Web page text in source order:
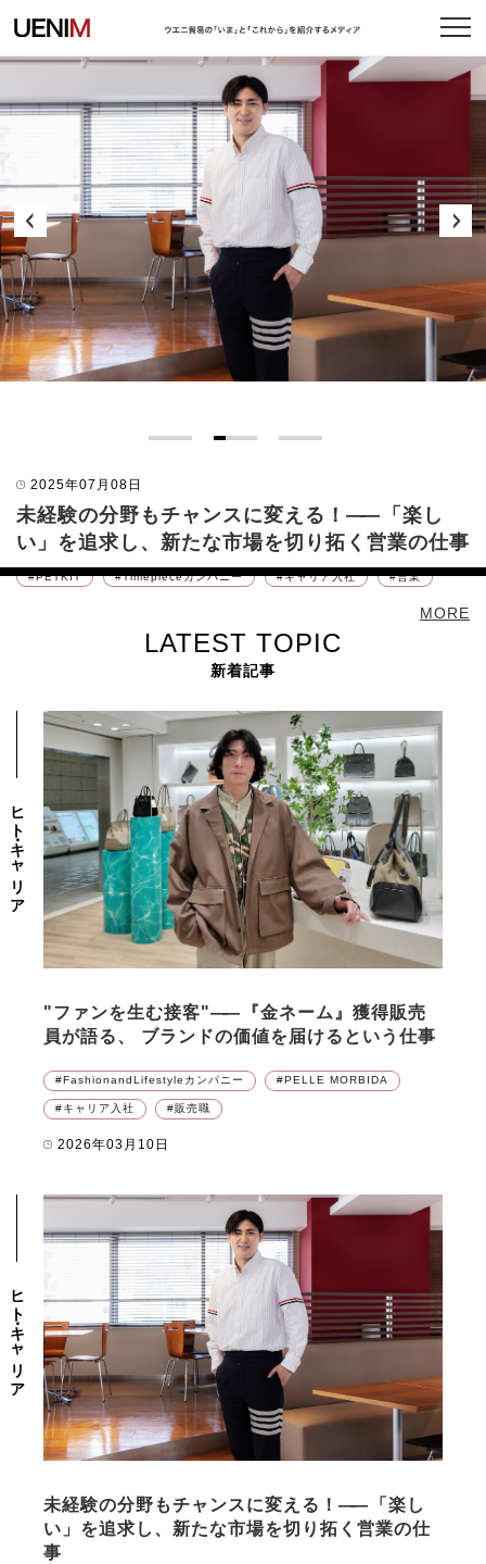
2026年03月10日
"ファンを生む接客" ―― 『金ネーム』獲得販売員
が語る、 ブランドの価値を届けるという仕事
FashionandLifestyleカンパニー PELLE MORBIDA
2025年07月08日
未経験の分野もチャンスに変える！ ――
「楽し
い」を追求し、新たな市場を切り拓く営業の仕事
PETKIT Timepieceカンパニー キャリア入社 営業
MORE
2021年12月10日
入社2年目で挑んだ新規ハンターへの道
――
これまでのアプローチ手順を見直した新規営
業の進め方
Timepieceカンパニー 営業 新卒入社 新規営業
LATEST TOPIC
新着記事
ヒト・キャリア
"ファンを生む接客"――
『金ネーム』獲得販売
員が語る、 ブランドの価値を届けるという仕事
FashionandLifestyleカンパニー PELLE MORBIDA
キャリア入社 販売職
2026年03月10日
ヒト・キャリア
未経験の分野もチャンスに変える！ ――
「楽し
い」を追求し、新たな市場を切り拓く営業の仕
事